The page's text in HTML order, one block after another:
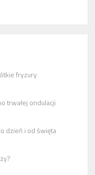
fryzury
trwałej ondulacji
dzień i od święta